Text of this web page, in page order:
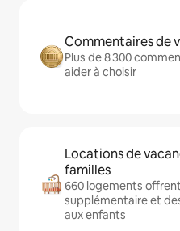
Commentaires de
Plus de 8 300
aider à choisir
Locations de
familles
660 logements
supplémentaire et
aux enfants